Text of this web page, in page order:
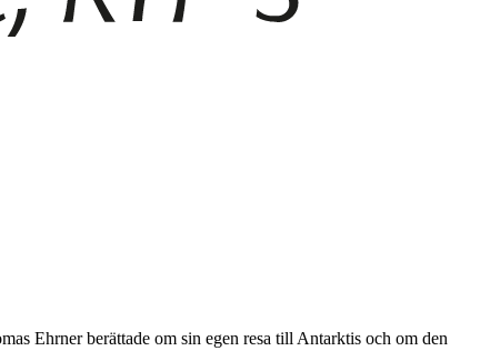
Ehrner berättade om sin egen resa till Antarktis och om den